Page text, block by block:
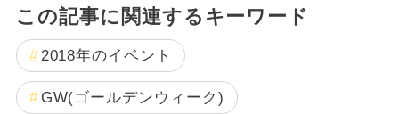
この記事に関連するキーワード
2018年のイベント
GW(ゴールデンウィーク)